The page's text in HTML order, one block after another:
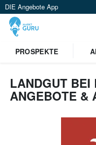
DIE Angebote App
PROSPEKTE
LANDGUT
ANGEBOTE &